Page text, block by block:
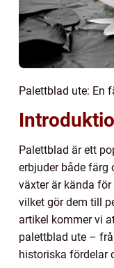
Palettblad ute: En
Palettblad är ett
erbjuder både färg
växter är kända
vilket gör dem till
artikel kommer vi
palettblad ute –
historiska fördelar